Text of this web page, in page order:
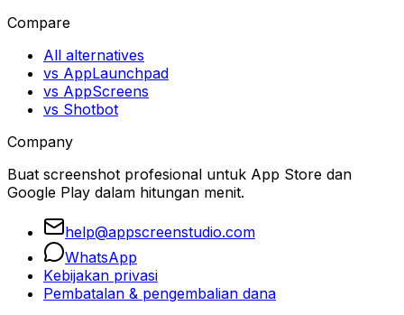
Compare
All alternatives
vs AppLaunchpad
vs AppScreens
vs Shotbot
Company
Buat screenshot profesional untuk App Store dan
Google Play dalam hitungan menit.
help@appscreenstudio.com
WhatsApp
Kebijakan privasi
Pembatalan & pengembalian dana